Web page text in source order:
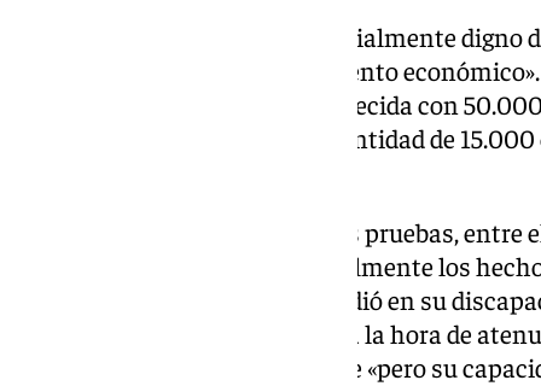
Esto constituye «un valor especialmente digno
merecer un ajustado resarcimiento
indemnizar a la madre de la fallecida con
hermanos de la mujer con la cantidad de
El jurado se ha basado en varias pruebas,
acusado, que reconoció esencialmente los
tomado droga y su defensa incidió en su
no han sido tenidos en cuenta a la hora de
presenta un retraso mental leve «pero su